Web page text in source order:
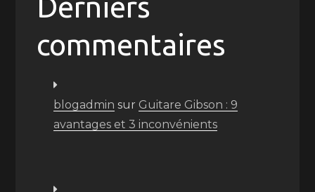
Derniers
commentaires
blogadmin sur Guitare Gibson : 9
avantages et 3 inconvénients